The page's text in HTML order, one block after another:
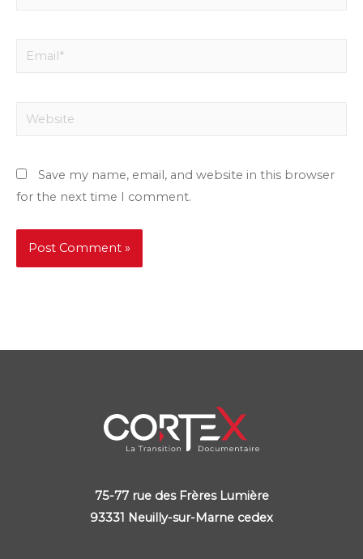
Email*
Website
Save my name, email, and website in this browser
for the next time I comment.
75-77 rue des Frères Lumière
93331 Neuilly-sur-Marne cedex